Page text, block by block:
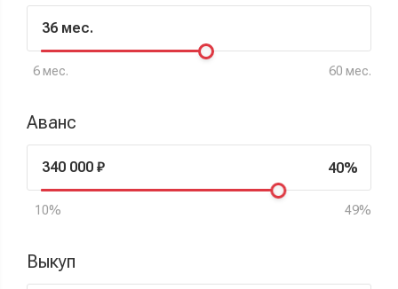
6 мес. 60 мес.
Аванс
40%
10% 49%
Выкуп